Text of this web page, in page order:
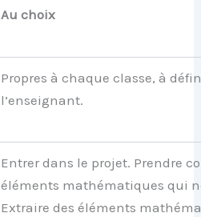
Au choix
Propres à chaque classe, à
l’enseignant.
Entrer dans le projet. Prendre
éléments mathématiques qui
Extraire des éléments